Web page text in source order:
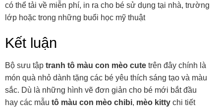
có thể tải về miễn phí, in ra cho bé sử dụng tại nhà, trường
lớp hoặc trong những buổi học mỹ thuật
Kết luận
Bộ sưu tập tranh tô màu con mèo cute trên đây chính là
món quà nhỏ dành tặng các bé yêu thích sáng tạo và màu
sắc. Dù là những hình vẽ đơn giản cho bé mới bắt đầu
hay các mẫu tô màu con mèo chibi, mèo kitty chi tiết